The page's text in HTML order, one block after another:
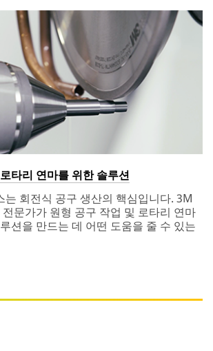
타리 연마를 위한 솔루션
는 회전식 공구 생산의 핵심입니다. 3M
문가가 원형 공구 작업 및 로타리 연마
션을 만드는 데 어떤 도움을 줄 수 있는